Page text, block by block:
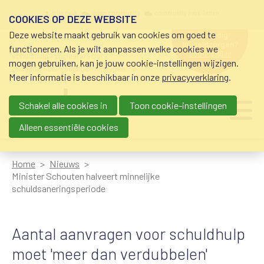
schuldhulp • sociaal krediet •
budgetbeheer • beschermingsbewind
hulp nodig
bij geldzorgen?
0800-8115.nl
Main navigation
Home
Nieuws
Minister Schouten halveert minnelijke
schuldsaneringsperiode
Aantal aanvragen voor schuldhulp
moet 'meer dan verdubbelen'
COOKIES OP DEZE WEBSITE
Deze website maakt gebruik van cookies om goed te
functioneren. Als je wilt aanpassen welke cookies we
mogen gebruiken, kan je jouw cookie-instellingen wijzigen.
Meer informatie is beschikbaar in onze privacyverklaring.
Schakel alle cookies in
Toon cookie-instellingen
Alleen essentiële cookies